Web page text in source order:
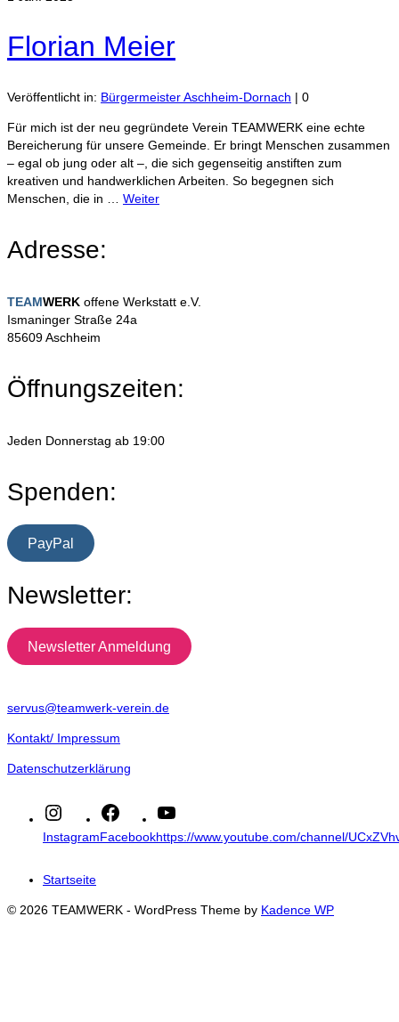
Florian Meier
Veröffentlicht in: Bürgermeister Aschheim-Dornach | 0
Für mich ist der neu gegründete Verein TEAMWERK eine echte
Bereicherung für unsere Gemeinde. Er bringt Menschen zusammen
– egal ob jung oder alt –, die sich gegenseitig anstiften zum
kreativen und handwerklichen Arbeiten. So begegnen sich
Menschen, die in … Weiter
Adresse:
TEAMWERK offene Werkstatt e.V.
Ismaninger Straße 24a
85609 Aschheim
Öffnungszeiten:
Jeden Donnerstag ab 19:00
Spenden:
PayPal
Newsletter:
Newsletter Anmeldung
servus@teamwerk-verein.de
Kontakt/ Impressum
Datenschutzerklärung
InstagramFacebookhttps://www.youtube.com/channel/
Startseite
© 2026 TEAMWERK - WordPress Theme by Kadence WP